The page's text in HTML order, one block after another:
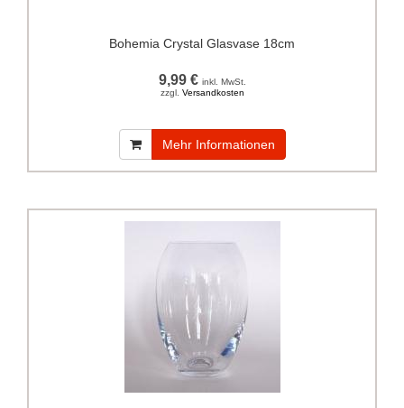
Bohemia Crystal Glasvase 18cm
9,99 € inkl. MwSt.
zzgl. Versandkosten
Mehr Informationen